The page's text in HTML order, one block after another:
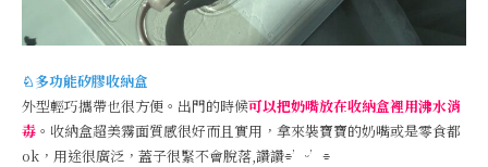
♘多功能矽膠收納盒
外型輕巧攜帶也很方便。出門的時候可以把奶嘴放在收納盒裡用沸水消
毒 。收納盒超美霧面質感很好而且實用，拿來裝寶寶的奶嘴或是零食都
ok，用途很廣泛，蓋子很緊不會脫落,讚讚⌯’ᵕ’⌯